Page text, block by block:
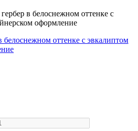
белоснежном оттенке с эвкалиптом